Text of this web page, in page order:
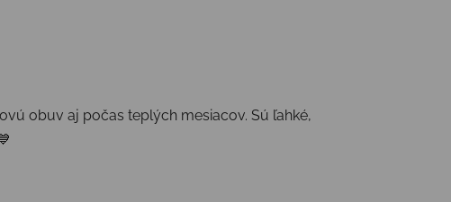
obuv aj počas teplých mesiacov. Sú ľahké,